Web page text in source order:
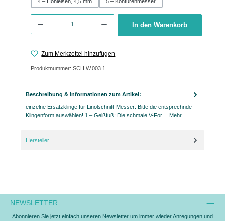
In den Warenkorb
Zum Merkzettel hinzufügen
Produktnummer: SCH.W.003.1
Beschreibung & Informationen zum Artikel:
einzelne Ersatzklinge für Linolschnitt-Messer: Bitte die entsprechnde
Klingenform auswählen! 1 – Geißfuß: Die schmale V-For… Mehr
Hersteller
NEWSLETTER
Abonnieren Sie jetzt einfach unseren Newsletter um immer wieder Anregungen und